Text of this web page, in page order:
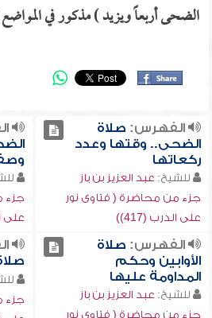
الضحى أربعاً ويزيد ) مذكور في المواضع
الفهرس: صلاة
الضحى.. وقتها وعدد
ركعاتها
للشيخ: عبد العزيز بن باز
جزء من محاضرة ( فتاوى نور
على الدرب (417))
جزء
على
الفهرس: صلاة
الأوابين وحكم
المداومة عليها
للشيخ: عبد العزيز بن باز
جزء من محاضرة ( فتاوى نور
جزء